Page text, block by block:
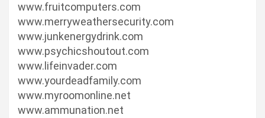
www.fruitcomputers.com
www.merryweathersecurity.com
www.junkenergydrink.com
www.psychicshoutout.com
www.lifeinvader.com
www.yourdeadfamily.com
www.myroomonline.net
www.ammunation.net